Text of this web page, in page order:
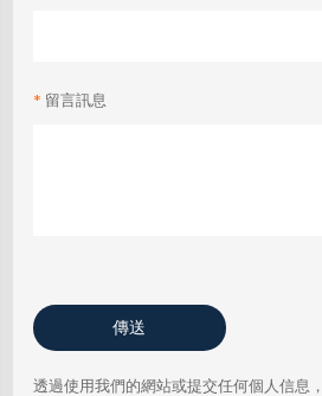
留言訊息
傳送
透過使用我們的網站或提交任何個人信息，